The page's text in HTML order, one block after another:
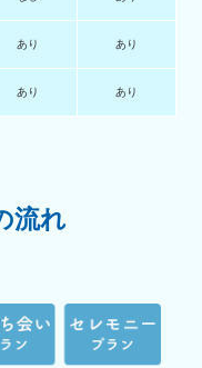
あり あり
あり あり
流れ